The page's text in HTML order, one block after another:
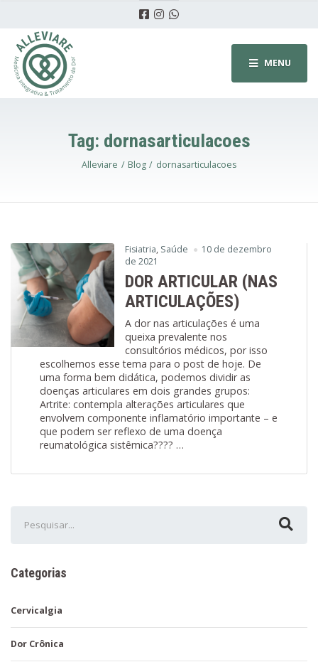
MENU
Tag: dornasarticulacoes
Alleviare Blog dornasarticulacoes
Fisiatria, Saúde
10 de dezembro
de 2021
DOR ARTICULAR (NAS
ARTICULAÇÕES)
A dor nas articulações é uma
queixa prevalente nos
consultórios médicos, por isso
escolhemos esse tema para o post de hoje. De
uma forma bem didática, podemos dividir as
doenças articulares em dois grandes grupos:
Artrite: contempla alterações articulares que
envolvem componente inflamatório importante – e
que podem ser reflexo de uma doença
reumatológica sistêmica???? …
Categorias
Cervicalgia
Dor Crônica